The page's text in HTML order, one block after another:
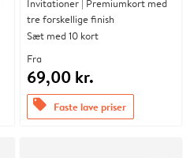
Invitationer | Premiumkort med
tre forskellige finish
Sæt med 10 kort
Fra
69,00 kr.
offers Faste lave priser